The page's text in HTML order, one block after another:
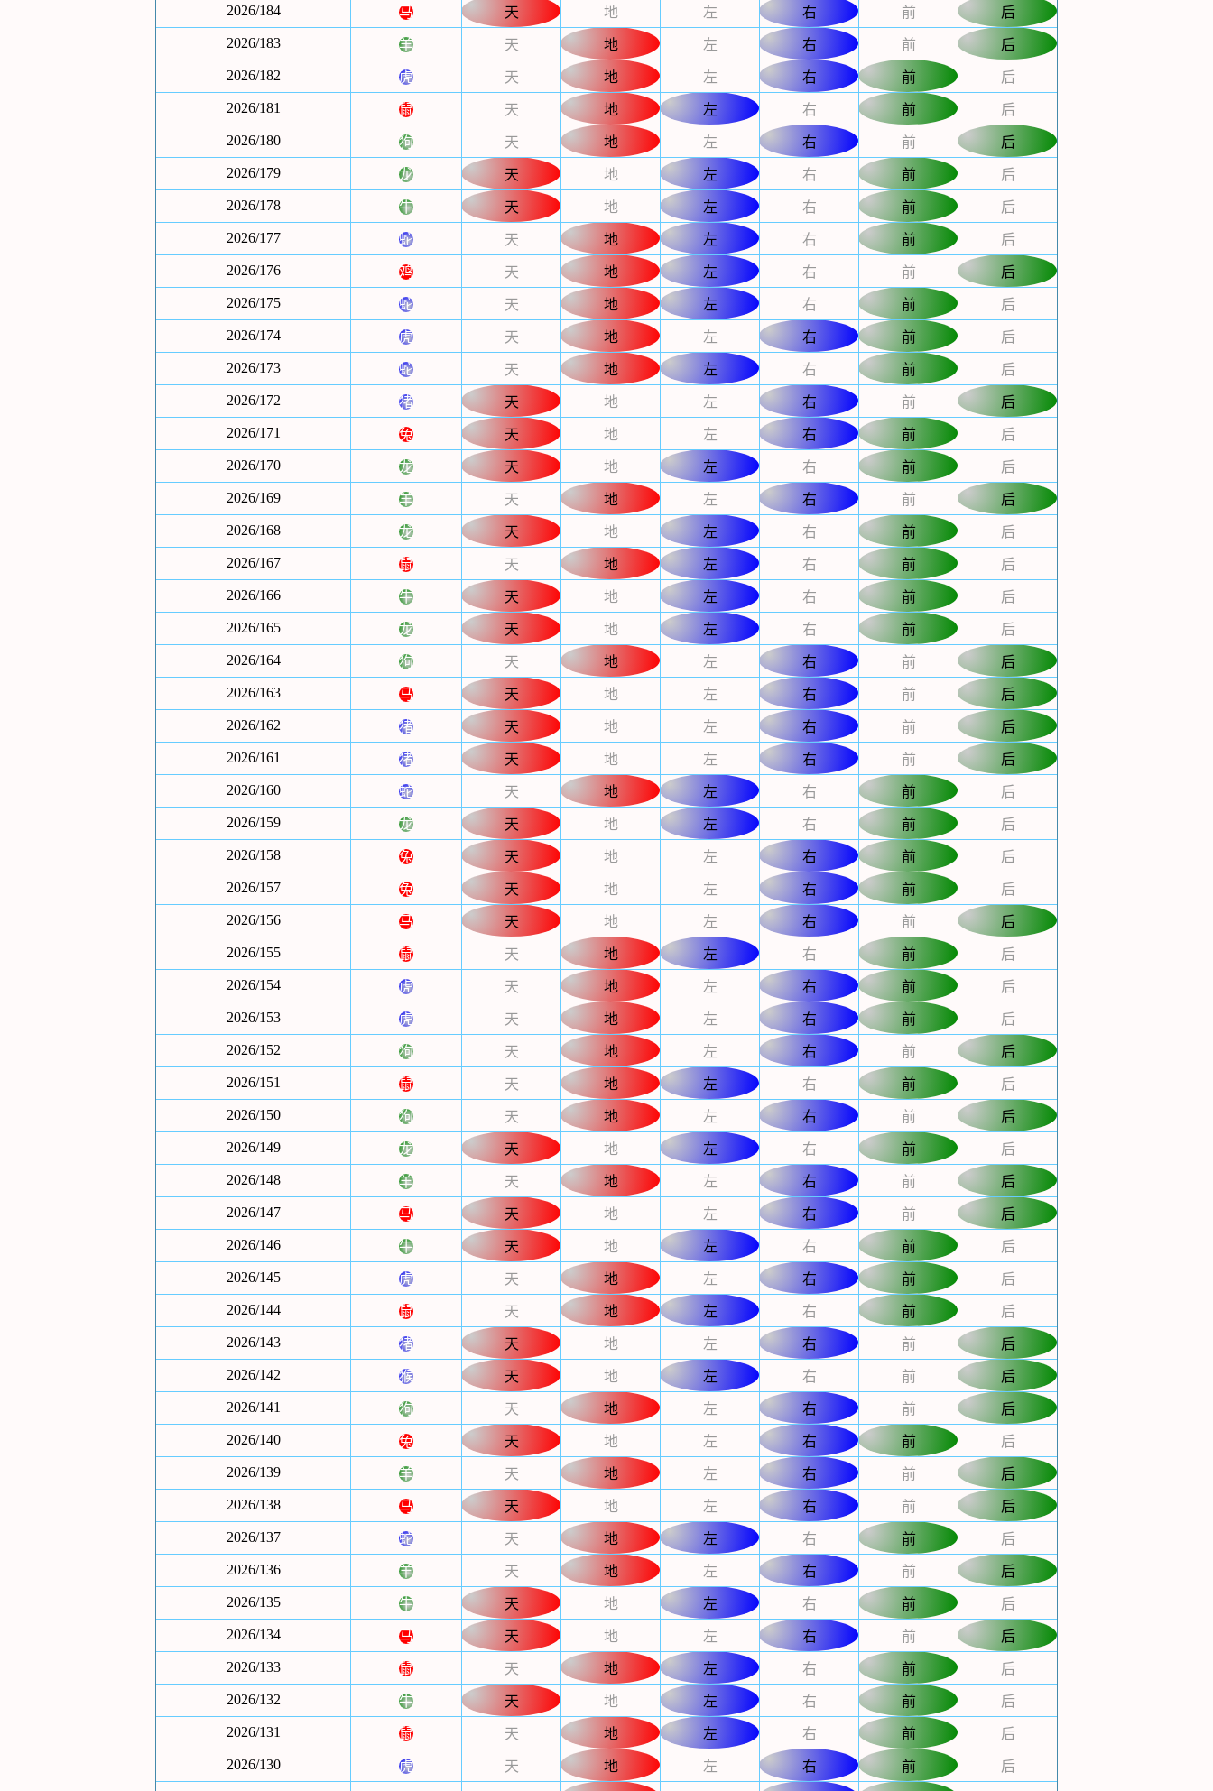
2026/184
马 天 地 左 右 前
后
2026/183
羊 天 地 左 右 前
后
2026/182
虎 天 地 左 右 前
后
2026/181
鼠 天 地 左 右 前
后
2026/180
狗 天 地 左 右 前
后
2026/179
龙 天 地 左 右 前
后
2026/178
牛 天 地 左 右 前
后
2026/177
蛇 天 地 左 右 前
后
2026/176
鸡 天 地 左 右 前
后
2026/175
蛇 天 地 左 右 前
后
2026/174
虎 天 地 左 右 前
后
2026/173
蛇 天 地 左 右 前
后
2026/172
猪 天 地 左 右 前
后
2026/171
兔 天 地 左 右 前
后
2026/170
龙 天 地 左 右 前
后
2026/169
羊 天 地 左 右 前
后
2026/168
龙 天 地 左 右 前
后
2026/167
鼠 天 地 左 右 前
后
2026/166
牛 天 地 左 右 前
后
2026/165
龙 天 地 左 右 前
后
2026/164
狗 天 地 左 右 前
后
2026/163
马 天 地 左 右 前
后
2026/162
猪 天 地 左 右 前
后
2026/161
猪 天 地 左 右 前
后
2026/160
蛇 天 地 左 右 前
后
2026/159
龙 天 地 左 右 前
后
2026/158
兔 天 地 左 右 前
后
2026/157
兔 天 地 左 右 前
后
2026/156
马 天 地 左 右 前
后
2026/155
鼠 天 地 左 右 前
后
2026/154
虎 天 地 左 右 前
后
2026/153
虎 天 地 左 右 前
后
2026/152
狗 天 地 左 右 前
后
2026/151
鼠 天 地 左 右 前
后
2026/150
狗 天 地 左 右 前
后
2026/149
龙 天 地 左 右 前
后
2026/148
羊 天 地 左 右 前
后
2026/147
马 天 地 左 右 前
后
2026/146
牛 天 地 左 右 前
后
2026/145
虎 天 地 左 右 前
后
2026/144
鼠 天 地 左 右 前
后
2026/143
猪 天 地 左 右 前
后
2026/142
猴 天 地 左 右 前
后
2026/141
狗 天 地 左 右 前
后
2026/140
兔 天 地 左 右 前
后
2026/139
羊 天 地 左 右 前
后
2026/138
马 天 地 左 右 前
后
2026/137
蛇 天 地 左 右 前
后
2026/136
羊 天 地 左 右 前
后
2026/135
牛 天 地 左 右 前
后
2026/134
马 天 地 左 右 前
后
2026/133
鼠 天 地 左 右 前
后
2026/132
牛 天 地 左 右 前
后
2026/131
鼠 天 地 左 右 前
后
2026/130
虎 天 地 左 右 前
后